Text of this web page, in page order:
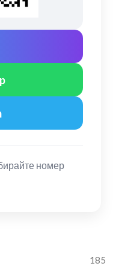
номер
Труба водосточная
Проект
185